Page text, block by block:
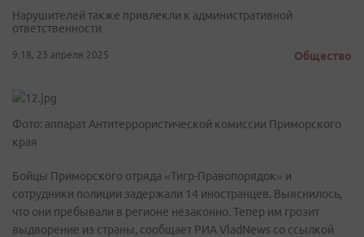
Нарушителей также привлекли к административной
ответственности
9:18, 23 апреля 2025 Общество
Фото: аппарат Антитеррористической комиссии Приморского
края
Бойцы Приморского отряда «Тигр-Правопорядок» и
сотрудники полиции задержали 14 иностранцев. Выяснилось,
что они пребывали в регионе незаконно. Тепер им грозит
выдворение из страны, сообщает РИА VladNews со ссылкой